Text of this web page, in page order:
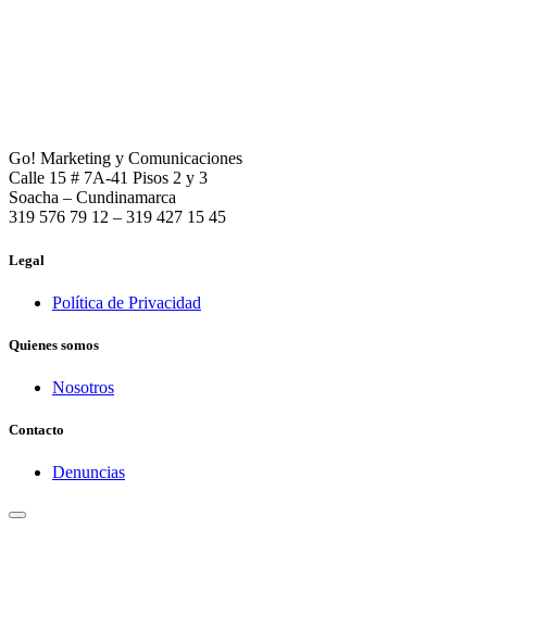
Go! Marketing y Comunicaciones
Calle 15 # 7A-41 Pisos 2 y 3
Soacha – Cundinamarca
319 576 79 12 – 319 427 15 45
Legal
Política de Privacidad
Quienes somos
Nosotros
Contacto
Denuncias